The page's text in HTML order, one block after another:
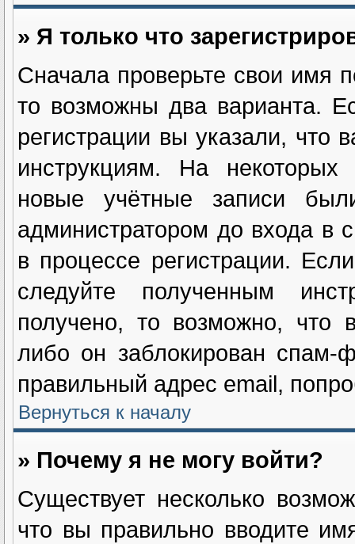
» Я только что
Сначала проверьте свои имя
то возможны два варианта.
регистрации вы указали, что
инструкциям. На
новые учётные записи
администратором до входа в
в процессе регистрации.
следуйте полученным
получено, то возможно, что
либо он заблокирован
правильный адрес email,
Вернуться к началу
» Почему я не могу войти?
Существует несколько
что вы правильно вводите